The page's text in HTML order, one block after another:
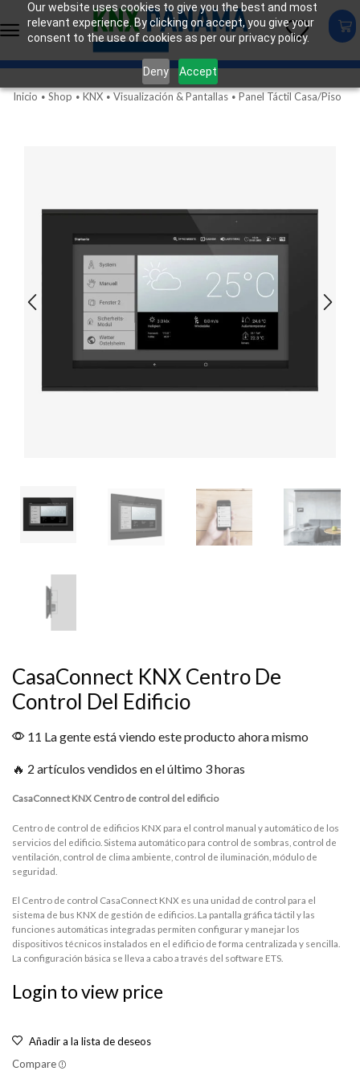
Our website uses cookies to give you the best and most
relevant experience. By clicking on accept, you give your
consent to the use of cookies as per our privacy policy.
Deny
Accept
Inicio • Shop • KNX • Visualización & Pantallas • Panel Táctil Casa/Piso
CasaConnect KNX Centro De
Control Del Edificio
11 La gente está viendo este producto ahora mismo
🔥 2 artículos vendidos en el último 3 horas
CasaConnect KNX Centro de control del edificio
Centro de control de edificios KNX para el control manual y automático de los
servicios del edificio. Sistema automático para control de sombras, control de
ventilación, control de clima ambiente, control de iluminación, módulo de
seguridad.
El Centro de control CasaConnect KNX es una unidad de control para el
sistema de bus KNX de gestión de edificios. La pantalla gráfica táctil y las
funciones automáticas integradas permiten configurar y manejar los
dispositivos técnicos instalados en el edificio de forma centralizada y sencilla.
La configuración básica se lleva a cabo a través del software ETS.
Login to view price
Añadir a la lista de deseos
Compare